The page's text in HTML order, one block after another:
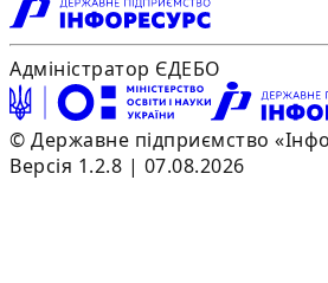
Адміністратор ЄДЕБО
© Державне підприємство
Версія 1.2.8 | 07.08.2026